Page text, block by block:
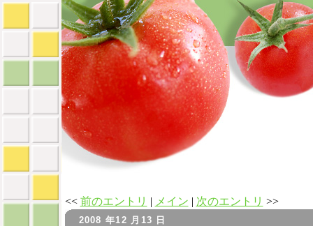
<< 前のエントリ | メイン | 次のエントリ >>
2008 年12 月13 日